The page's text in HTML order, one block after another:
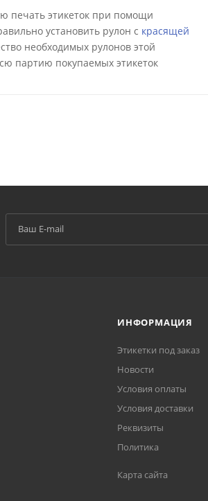
печать этикеток при помощи
установить рулон с красящей
необходимых рулонов этой
партию покупаемых этикеток
ИНФОРМАЦИЯ
Этикетки под заказ
Новости
Условия оплаты
Условия доставки
Реквизиты
Политика
Карта сайта